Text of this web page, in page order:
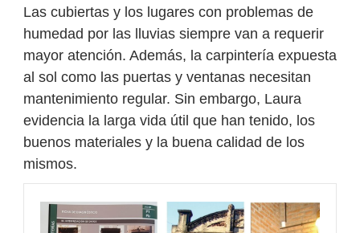
Las cubiertas y los lugares con problemas de
humedad por las lluvias siempre van a requerir
mayor atención. Además, la carpintería expuesta
al sol como las puertas y ventanas necesitan
mantenimiento regular. Sin embargo, Laura
evidencia la larga vida útil que han tenido, los
buenos materiales y la buena calidad de los
mismos.